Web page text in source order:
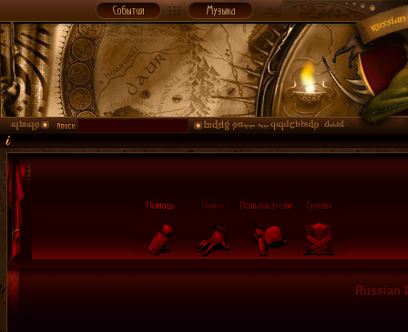
Russian